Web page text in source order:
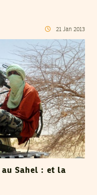
21 Jan 2013
Sahel : et la